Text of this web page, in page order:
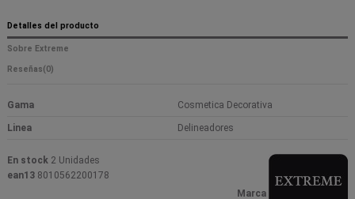
Detalles del producto
Sobre Extreme
Reseñas(0)
Gama Cosmetica Decorativa
Linea Delineadores
Marca
En stock 2 Unidades
ean13 8010562200178